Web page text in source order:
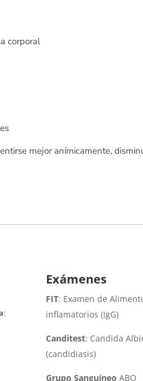
corporal
mejor anímicamente,
:
Exámenes
FIT: Examen de
inflamatorios (IgG)
Canditest: Candida
(candidiasis)
Grupo Sanguíneo ABO